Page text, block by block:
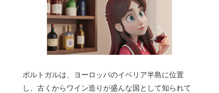
ポルトガルは、ヨーロッパのイベリア半島に位置
し、古くからワイン造りが盛んな国として知られて